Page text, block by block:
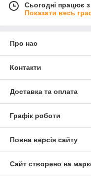
Сьогодні працює
Показати весь
Про нас
Контакти
Доставка та оплата
Графік роботи
Повна версія сайту
Сайт створено на